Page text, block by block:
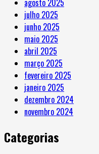
agosto 2025
julho 2025
junho 2025
maio 2025
abril 2025
março 2025
fevereiro 2025
janeiro 2025
dezembro 2024
novembro 2024
Categorias